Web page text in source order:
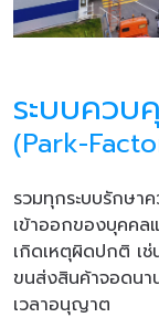
ระบบควบ
(Park-
รวมทุกระบบรักษา
เข้าออกของบุคคล
เกิดเหตุผิดปกติ เ
ขนส่งสินค้าจอดน
เวลาอนุญาต